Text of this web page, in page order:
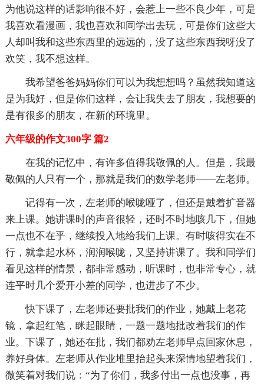
为他说这样的话影响很不好，会惹上一些不良少年，可是
我喜欢看漫画，我也喜欢和同学出去玩，可是你们这些大
人却叫我和这些东西里的远远的，没了这些东西我呀没了
欢笑，我不想这样。
我希望爸爸妈妈你们可以为我想想吗？虽然我知道这
是为我好，但是你们这样，会让我失去了朋友，我想要的
是有很多的朋友，在新的环境里。
六年级的作文300字 篇2
在我的记忆中，有许多值得我敬佩的人。但是，我最
敬佩的人只有一个，那就是我们的数学老师——左老师。
记得有一次，左老师的喉咙哑了，但还是戴着扩音器
来上课。她讲课时的声音很轻，还时不时地咳几下，但她
一点也不在乎，继续投入地给我们上课。有时咳得实在不
行，就拿起水杯，润润喉咙，又坚持讲课了。我和同学们
看见这样的情景，都非常感动，听课时，也非常专心，就
连平时几个爱开小差的同学，也进步了不少。
快下课了，左老师还要批我们的作业，她戴上老花
镜，拿起红笔，眯起眼睛，一题一题地批改着我们的作
业。下课了，她还在批，我们都劝左老师早点回家休息，
养好身体。左老师从作业堆里抬起头来深情地望着我们，
微笑着对我们说：“为了你们，我多付出一点也没事，再